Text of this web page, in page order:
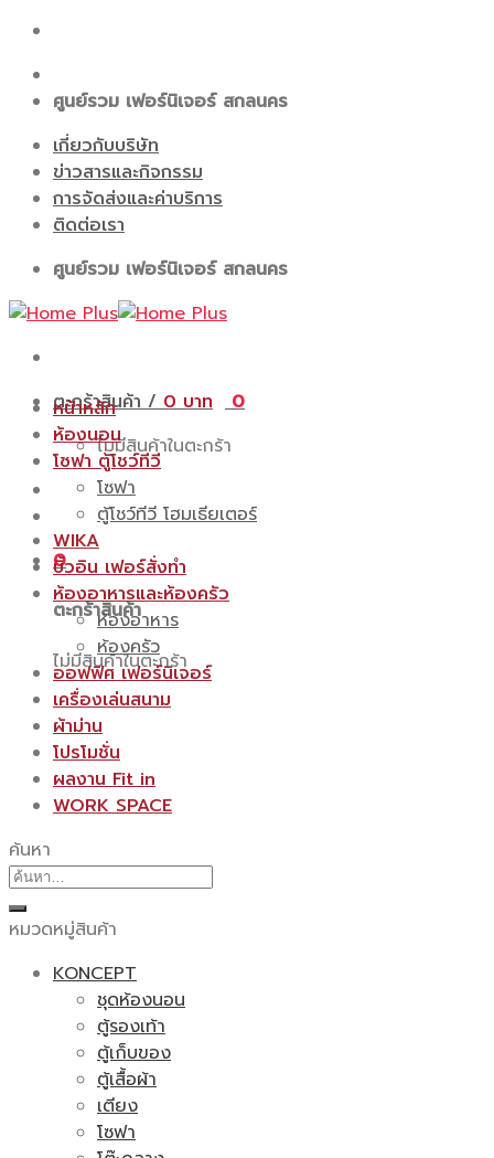
Skip
content
ศูนย์รวม เฟอร์นิเจอร์ สกลนคร
เกี่ยวกับบริษัท
ข่าวสารและกิจกรรม
การจัดส่งและค่าบริการ
ติดต่อเรา
ศูนย์รวม เฟอร์นิเจอร์ สกลนคร
ตะกร้าสินค้า /0
0
ไม่มีสินค้าในตะกร้า
0
ตะกร้าสินค้า
ไม่มีสินค้าในตะกร้า
หน้าหลัก
ห้องนอน
โซฟา ตู้โชว์ทีวี
โซฟา
ตู้โชว์ทีวี โฮมเธียเตอร์
WIKA
บิ้วอิน เฟอร์สั่งทำ
ห้องอาหารและห้องครัว
ห้องอาหาร
ห้องครัว
ออฟฟิศ เฟอร์นิเจอร์
เครื่องเล่นสนาม
ผ้าม่าน
โปรโมชั่น
ผลงาน Fit in
WORK SPACE
ค้นหา
ค้นหา:
หมวดหมู่สินค้า
KONCEPT
ชุดห้องนอน
ตู้รองเท้า
ตู้เก็บของ
ตู้เสื้อผ้า
เตียง
โซฟา